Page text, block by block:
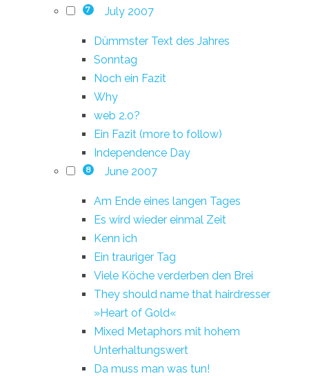
7 July 2007
Dümmster Text des Jahres
Sonntag
Noch ein Fazit
Why
web 2.0?
Ein Fazit (more to follow)
Independence Day
8 June 2007
Am Ende eines langen Tages
Es wird wieder einmal Zeit
Kenn ich
Ein trauriger Tag
Viele Köche verderben den Brei
They should name that hairdresser
»Heart of Gold«
Mixed Metaphors mit hohem
Unterhaltungswert
Da muss man was tun!